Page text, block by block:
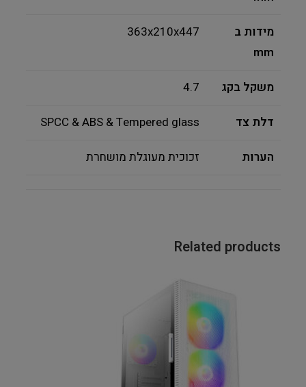
מידות ב
mm
363x210x447
משקל בקג 4.7
דלת צד SPCC & ABS & Tempered glass
הערות זכוכית מעוגלת מושחרת
Related products